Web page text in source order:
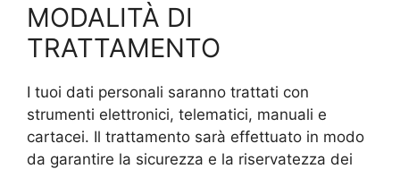
MODALITÀ DI
TRATTAMENTO
I tuoi dati personali saranno trattati con
strumenti elettronici, telematici, manuali e
cartacei. Il trattamento sarà effettuato in modo
da garantire la sicurezza e la riservatezza dei